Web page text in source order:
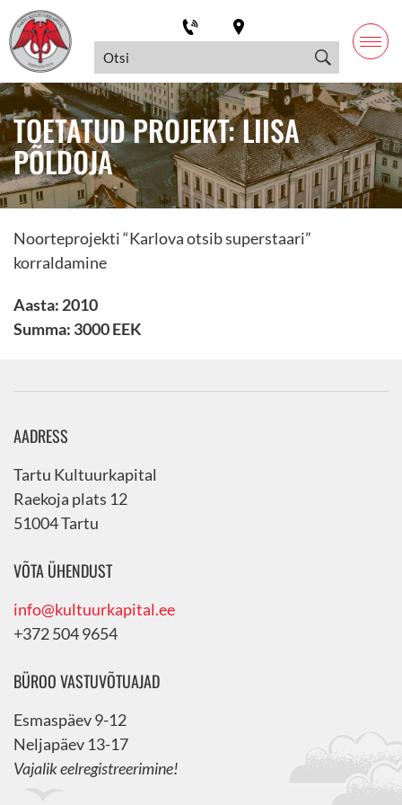
TOETATUD PROJEKT: LIISA
PÕLDOJA
Noorteprojekti “Karlova otsib superstaari”
korraldamine
Aasta: 2010
Summa: 3000 EEK
AADRESS
Tartu Kultuurkapital
Raekoja plats 12
51004 Tartu
VÕTA ÜHENDUST
info@kultuurkapital.ee
+372 504 9654
BÜROO VASTUVÕTUAJAD
Esmaspäev 9-12
Neljapäev 13-17
Vajalik eelregistreerimine!